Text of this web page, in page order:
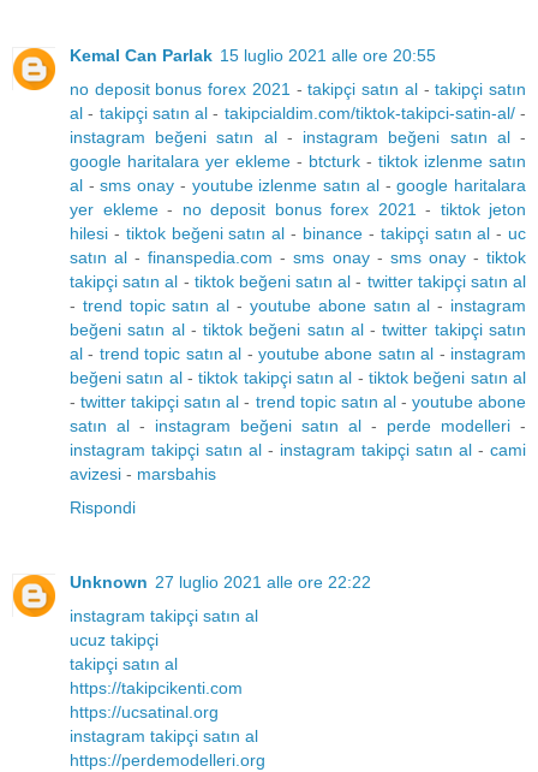
Kemal Can Parlak 15 luglio 2021 alle ore 20:55
no deposit bonus forex 2021 -takipçi satın al-takipçi satın
al - takipçi satın al - takipcialdim.com/tiktok-takipci-satin-al/-
instagram beğeni satın al- instagram beğeni satın al-
google haritalara yer ekleme - btcturk - tiktok izlenme satın
al -sms onay - youtube izlenme satın al-google haritalara
yer ekleme- no deposit bonus forex 2021 - tiktok jeton
hilesi - tiktok beğeni satın al - binance- takipçi satın al - uc
satın al -finanspedia.com -sms onay- sms onay-tiktok
takipçi satın al - tiktok beğeni satın al - twitter takipçi satın al
- trend topic satın al - youtube abone satın al - instagram
beğeni satın al-tiktok beğeni satın al-twitter takipçi satın
al - trend topic satın al - youtube abone satın al - instagram
beğeni satın al-tiktok takipçi satın al -tiktok beğeni satın al
-twitter takipçi satın al - trend topic satın al- youtube abone
satın al - instagram beğeni satın al - perde modelleri -
instagram takipçi satın al - instagram takipçi satın al - cami
avizesi - marsbahis
Rispondi
Unknown 27 luglio 2021 alle ore 22:22
instagram takipçi satın al
ucuz takipçi
takipçi satın al
https://takipcikenti.com
https://ucsatinal.org
instagram takipçi satın al
https://perdemodelleri.org